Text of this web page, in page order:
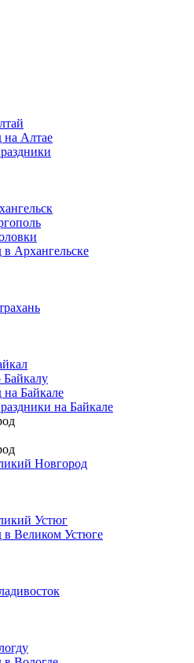
Алтае
Архангельске
Байкале
на Байкале
Новгород
Устюг
Великом Устюге